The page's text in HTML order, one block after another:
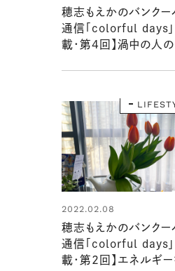
穂志もえかのバンクー
通信「colorful days」
載・第４回】渦中の人の
2022.02.08
穂志もえかのバンクー
通信「colorful days」
載・第2回】エネルギ